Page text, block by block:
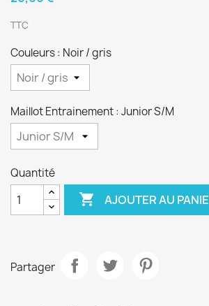
TTC
Couleurs : Noir / gris
Maillot Entrainement : Junior S/M
Quantité
 AJOUTER AU
Partager